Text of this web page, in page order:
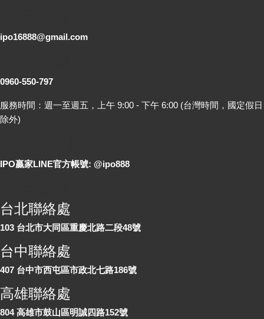
ipo16888@gmail.com
0960-550-797
服務時間：週一至週五，上午 9:00 - 下午 6:00 (台灣時間，國定假日
除外)
IPO贏家LINE官方帳號: @ipo888
台北聯絡處
103 台北市大同區重慶北路二段48號
台中聯絡處
407 台中市西屯區市政北七路186號
高雄聯絡處
804 高雄市鼓山區明誠四路152號